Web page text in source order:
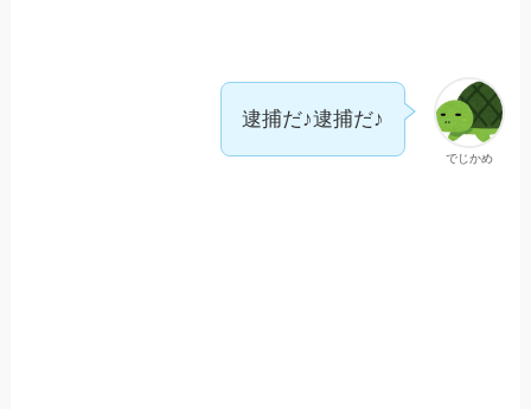
でじかめ
逮捕だ♪逮捕だ♪